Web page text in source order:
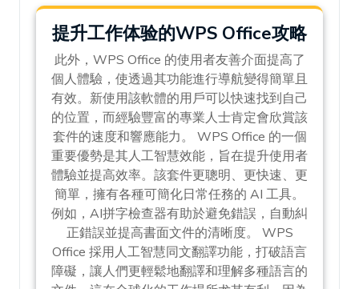
提升工作体验的WPS Office攻略
此外，WPS Office 的使用者友善介面提高了
個人體驗，使透過其功能進行導航變得簡單且
有效。新使用該軟體的用戶可以快速找到自己
的位置，而經驗豐富的專業人士肯定會欣賞該
套件的速度和響應能力。 WPS Office 的一個
重要優勢是其人工智慧效能，旨在提升使用者
體驗並提高效率。該套件更聰明、更快速、更
簡單，擁有各種可簡化日常任務的 AI 工具。
例如，AI拼字檢查器有助於避免錯誤，自動糾
正錯誤並提高書面文件的清晰度。 WPS
Office 採用人工智慧同文翻譯功能，打破語言
障礙，讓人們更輕鬆地翻譯和理解多種語言的